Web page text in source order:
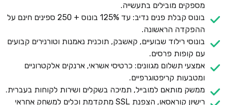
מספקים מובילים בתעשייה.
בונוס קבלת פנים נדיב: עד 125% בונוס + 250 ספינים חינם על
ההפקדה הראשונה.
בונוסי רילוד שבועיים, קאשבק, תוכנית נאמנות וטורנירים קבועים
עם קופות פרסים.
אמצעי תשלום מגוונים: כרטיסי אשראי, ארנקים אלקטרוניים
ומטבעות קריפטוגרפיים.
ממשק מותאם למובייל, תמיכה בשקלים ושירות לקוחות בעברית.
רישיון קוראסאו, הצפנת SSL מתקדמת וכלים למשחק אחראי